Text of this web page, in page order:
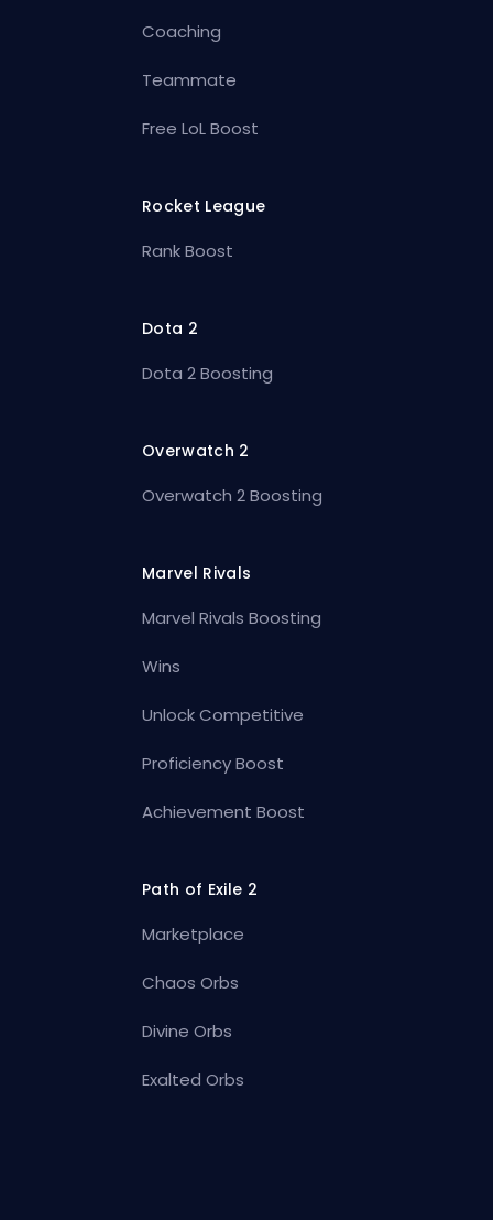
Coaching
Teammate
Free LoL Boost
Rocket League
Rank Boost
Dota 2
Dota 2 Boosting
Overwatch 2
Overwatch 2 Boosting
Marvel Rivals
Marvel Rivals Boosting
Wins
Unlock Competitive
Proficiency Boost
Achievement Boost
Path of Exile 2
Marketplace
Chaos Orbs
Divine Orbs
Exalted Orbs